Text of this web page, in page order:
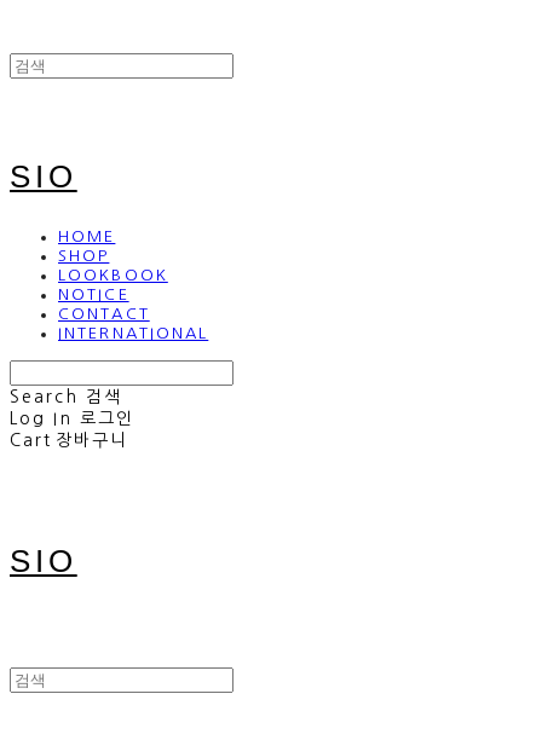
SIO
HOME
SHOP
LOOKBOOK
NOTICE
CONTACT
INTERNATIONAL
Search
검색
Log In
로그인
Cart 장바구니
SIO